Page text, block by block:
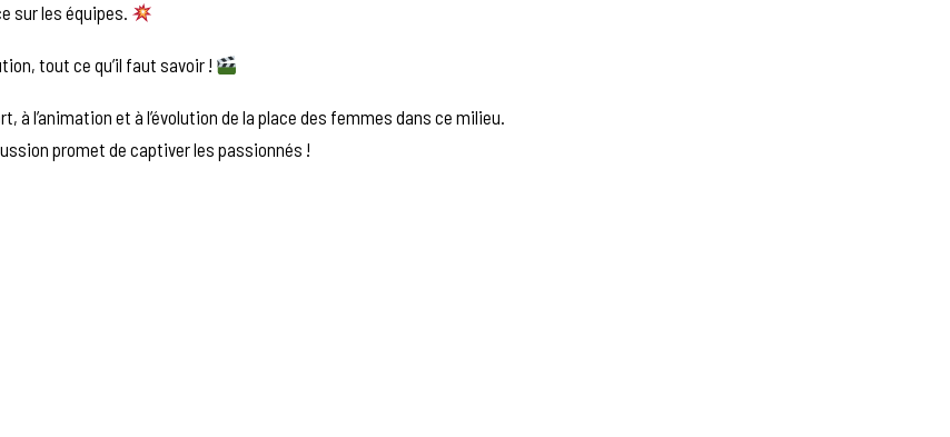
sur les équipes.
tout ce qu’il faut savoir !
l’animation et à l’évolution de la place des femmes dans ce milieu.
promet de captiver les passionnés !